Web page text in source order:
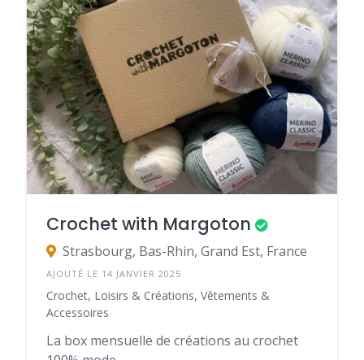
Crochet with Margoton
Strasbourg, Bas-Rhin, Grand Est, France
AJOUTÉ LE 14 JANVIER 2025
Crochet, Loisirs & Créations, Vêtements &
Accessoires
La box mensuelle de créations au crochet